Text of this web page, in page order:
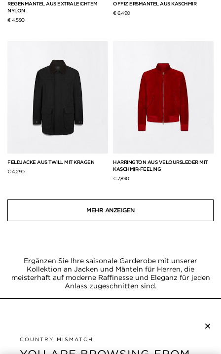
REGENMANTEL AUS EXTRALEICHTEM
NYLON
€ 4,590
OFFIZIERSMANTEL AUS KASCHMIR
€ 6,490
FELDJACKE AUS TWILL MIT KRAGEN
€ 4,290
HARRINGTON AUS VELOURSLEDER MIT
KASCHMIR-FEELING
€ 7,890
MEHR ANZEIGEN
Ergänzen Sie Ihre saisonale Garderobe mit unserer
Kollektion an Jacken und Mänteln für Herren, die
meisterhaft auf moderne Raffinesse und Eleganz für jeden
Anlass zugeschnitten sind.
×
COUNTRY MISMATCH